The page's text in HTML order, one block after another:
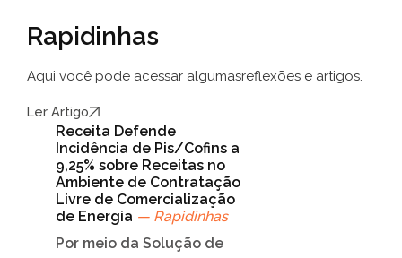
Rapidinhas
Aqui você pode acessar algumasreflexões e artigos.
Ler Artigo
Receita Defende
Incidência de Pis/Cofins a
9,25% sobre Receitas no
Ambiente de Contratação
Livre de Comercialização
de Energia — Rapidinhas
Por meio da Solução de